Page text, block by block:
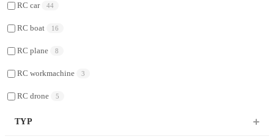
RC car 44
RC boat 16
RC plane 8
RC workmachine 3
RC drone 5
TYP